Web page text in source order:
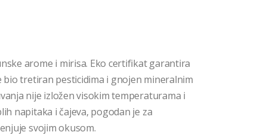
arome i mirisa. Eko certifikat garantira
tretiran pesticidima i gnojen mineralnim
nije izložen visokim temperaturama i
napitaka i čajeva, pogodan je za
svojim okusom.